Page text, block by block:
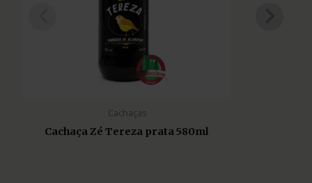
Cachaças
Cachaça Zé Tereza prata 580ml